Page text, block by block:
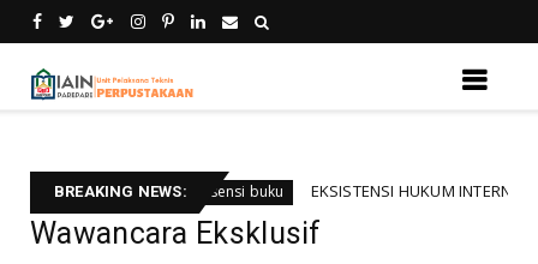
BREAKING NEWS:
informsi Resensi buku EKSISTENSI HUKUM INTERNASIONAL
Wawancara Eksklusif